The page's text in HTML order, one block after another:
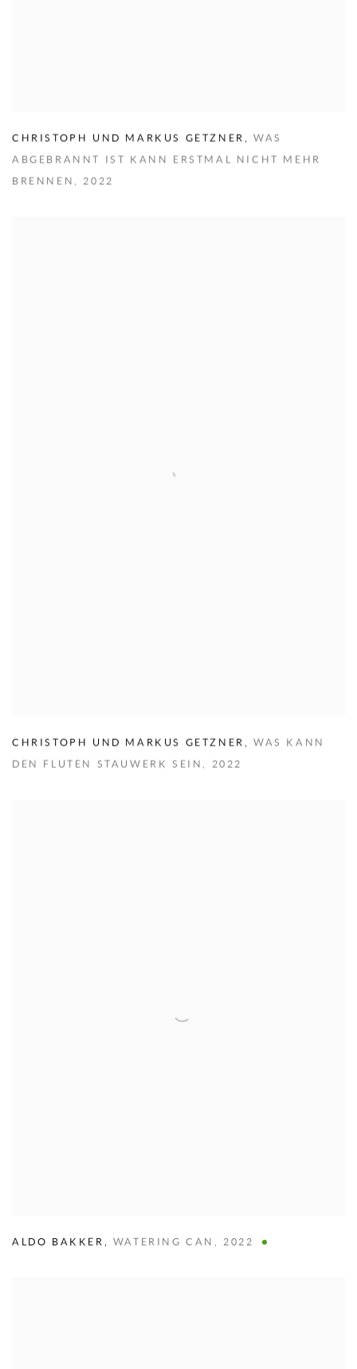
CHRISTOPH UND MARKUS GETZNER ,WAS
ABGEBRANNT IST KANN ERSTMAL NICHT MEHR
BRENNEN , 2022
CHRISTOPH UND MARKUS GETZNER ,WAS KANN
DEN FLUTEN STAUWERK SEIN , 2022
ALDO BAKKER , WATERING CAN,2022